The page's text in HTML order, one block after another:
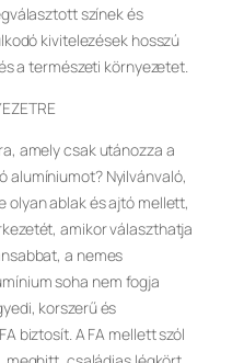
színek és
kivitelezések hosszú
a természeti környezetet.
amely csak utánozza a
alumíniumot? Nyilvánvaló,
olyan ablak és ajtó mellett,
amikor választhatja
a nemes
soha nem fogja
korszerű és
biztosít. A FA mellett szól